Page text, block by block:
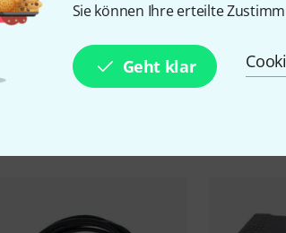
Sie können Ihre erteilte
Geht klar
Zubehör